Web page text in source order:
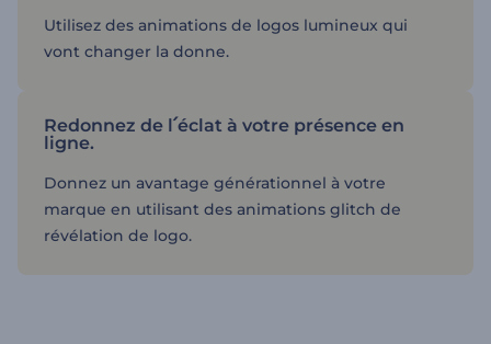
Utilisez des animations de logos lumineux qui
vont changer la donne.
Redonnez de l՛éclat à votre présence en
ligne.
Donnez un avantage générationnel à votre
marque en utilisant des animations glitch de
révélation de logo.